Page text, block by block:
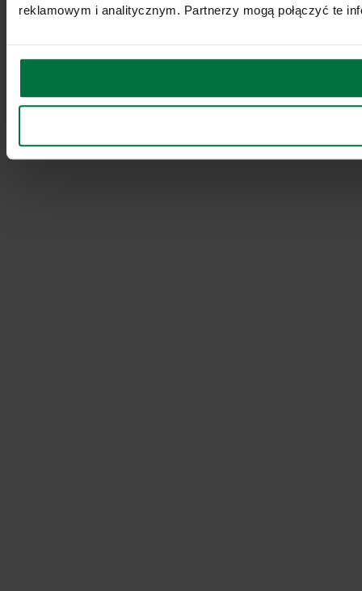
reklamowym i analitycznym. Partnerzy mogą połączyć te